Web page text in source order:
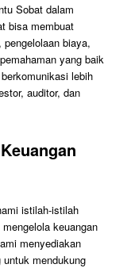
Sobat dalam
bisa membuat
biaya,
yang baik
lebih
auditor, dan
istilah-istilah
keuangan
menyediakan
mendukung